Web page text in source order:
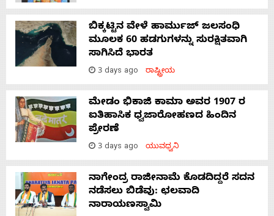
ಬಿಕ್ಕಟ್ಟಿನ ವೇಳೆ ಹಾರ್ಮುಜ್ ಜಲಸಂಧಿ
ಮೂಲಕ 60 ಹಡಗುಗಳನ್ನು ಸುರಕ್ಷಿತವಾಗಿ
ಸಾಗಿಸಿದೆ ಭಾರತ
3 days ago ರಾಷ್ಟ್ರೀಯ
ಮೇಡಂ ಭಿಕಾಜಿ ಕಾಮಾ ಅವರ 1907 ರ
ಐತಿಹಾಸಿಕ ಧ್ವಜಾರೋಹಣದ ಹಿಂದಿನ
ಪ್ರೇರಣೆ
3 days ago ಯುವಧ್ವನಿ
ನಾಗೇಂದ್ರ ರಾಜೀನಾಮೆ ಕೊಡದಿದ್ದರೆ ಸದನ
ನಡೆಸಲು ಬಿಡೆವು: ಛಲವಾದಿ
ನಾರಾಯಣಸ್ವಾಮಿ